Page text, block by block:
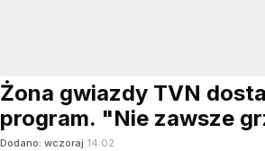
Żona gwiazdy TVN
program. "Nie zawsze
Dodano: wczoraj 14:02